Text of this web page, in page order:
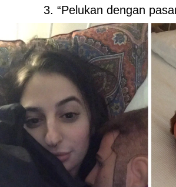
3. “Pelukan dengan